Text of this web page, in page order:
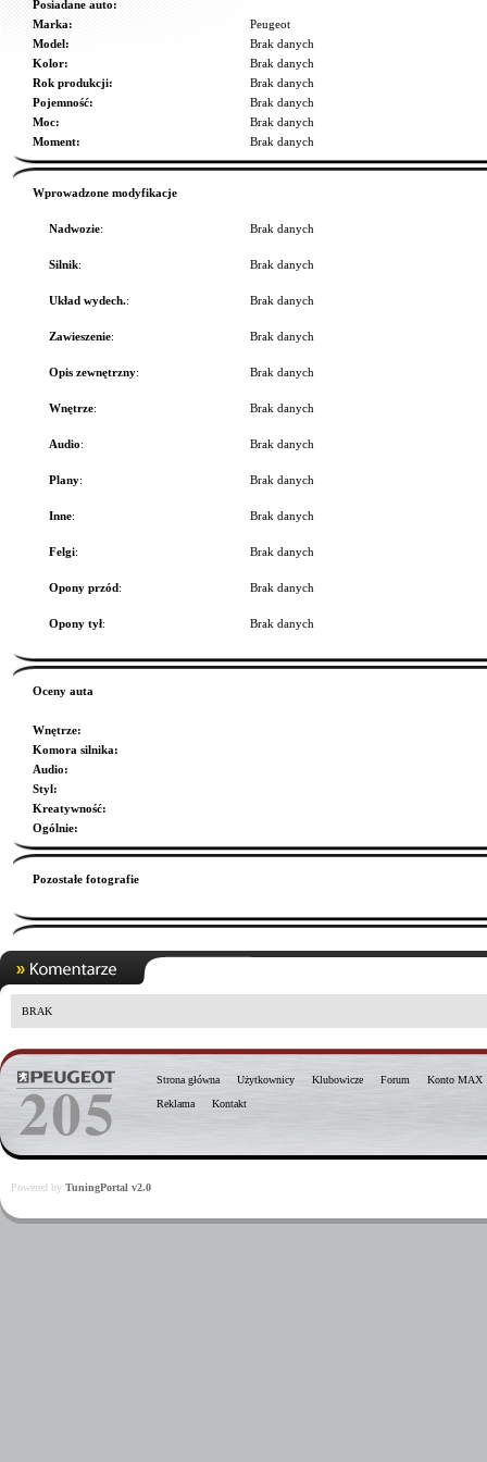
Posiadane auto:
Marka:
Peugeot
Model:
Brak danych
Kolor:
Brak danych
Rok produkcji:
Brak danych
Pojemność:
Brak danych
Moc:
Brak danych
Moment:
Brak danych
Wprowadzone modyfikacje
Nadwozie: Brak danych
Silnik: Brak danych
Układ wydech.: Brak danych
Zawieszenie: Brak danych
Opis zewnętrzny: Brak danych
Wnętrze: Brak danych
Audio: Brak danych
Plany: Brak danych
Inne: Brak danych
Felgi: Brak danych
Opony przód: Brak danych
Opony tył: Brak danych
Oceny auta
Wnętrze:
Komora silnika:
Audio:
Styl:
Kreatywność:
Ogólnie:
Pozostałe fotografie
BRAK
Strona główna Użytkownicy Klubowicze Forum
Konto MAX
Reklama
Kontakt
Powered by TuningPortal v2.0